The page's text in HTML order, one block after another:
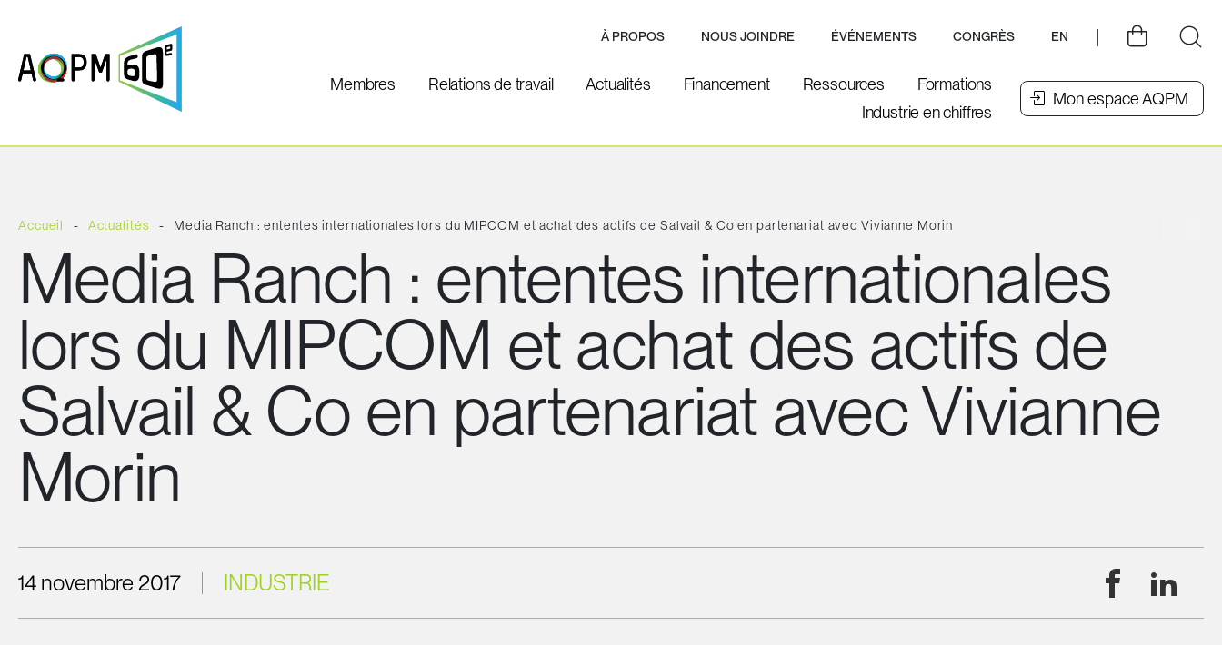
À PROPOS NOUS JOINDRE ÉVÉNEMENTS CONGRÈS EN
Membres Relations de travail Actualités Financement Ressources
Formations
Industrie en chiffres
Mon espace AQPM
Accueil Actualités Media Ranch : ententes internationales lors du MIPCOM et achat des actifs de Salvail & Co en partenariat avec Vivianne Morin
Media Ranch : ententes internationales
lors du MIPCOM et achat des actifs de
Salvail & Co en partenariat avec Vivianne
Morin
14 novembre 2017 INDUSTRIE Facebook